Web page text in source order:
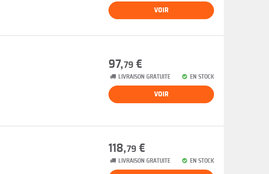
VOIR
97,79 €
LIVRAISON GRATUITE EN STOCK
VOIR
118,79 €
LIVRAISON GRATUITE EN STOCK